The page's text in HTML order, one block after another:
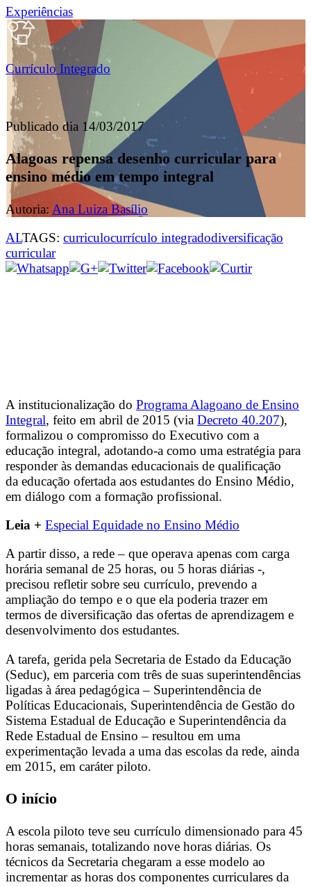
Experiências
Currículo Integrado
Publicado dia 14/03/2017
Alagoas repensa desenho curricular para
ensino médio em tempo integral
Autoria: Ana Luiza Basílio
ALTAGS: curriculocurrículo integradodiversificação
curricular
A institucionalização do Programa Alagoano de Ensino
Integral, feito em abril de 2015 (via Decreto 40.207),
formalizou o compromisso do Executivo com a
educação integral, adotando-a como uma estratégia para
responder às demandas educacionais de qualificação
da educação ofertada aos estudantes do Ensino Médio,
em diálogo com a formação profissional.
Leia + Especial Equidade no Ensino Médio
A partir disso, a rede – que operava apenas com carga
horária semanal de 25 horas, ou 5 horas diárias -,
precisou refletir sobre seu currículo, prevendo a
ampliação do tempo e o que ela poderia trazer em
termos de diversificação das ofertas de aprendizagem e
desenvolvimento dos estudantes.
A tarefa, gerida pela Secretaria de Estado da Educação
(Seduc), em parceria com três de suas superintendências
ligadas à área pedagógica – Superintendência de
Políticas Educacionais, Superintendência de Gestão do
Sistema Estadual de Educação e Superintendência da
Rede Estadual de Ensino – resultou em uma
experimentação levada a uma das escolas da rede, ainda
em 2015, em caráter piloto.
O início
A escola piloto teve seu currículo dimensionado para 45
horas semanais, totalizando nove horas diárias. Os
técnicos da Secretaria chegaram a esse modelo ao
incrementar as horas dos componentes curriculares da